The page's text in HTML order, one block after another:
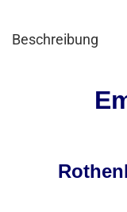
Beschreibung